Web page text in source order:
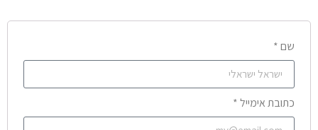
שם *
כתובת אימייל *